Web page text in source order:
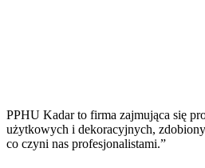
PPHU Kadar to firma zajmująca się
użytkowych i dekoracyjnych,
co czyni nas profesjonalistami.”